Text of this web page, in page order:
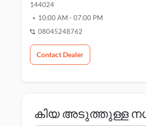
144024
10:00 AM - 07:00 PM
08045248762
Contact Dealer
കിയ അടുത്തുള്ള